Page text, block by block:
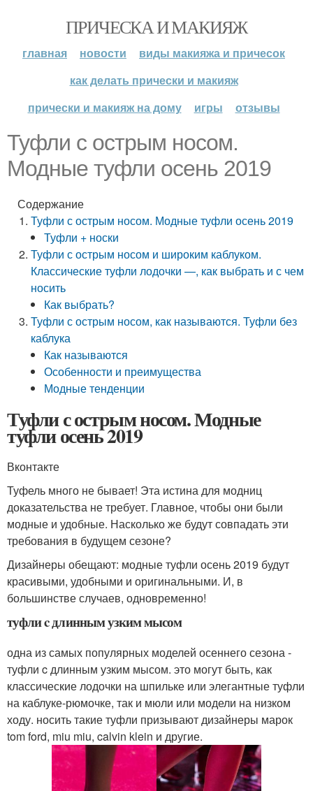
ПРИЧЕСКА И МАКИЯЖ
главная новости
виды макияжа и причесок
как делать прически и макияж
прически и макияж на дому
игры отзывы
Туфли с острым носом.
Модные туфли осень 2019
Содержание
Туфли с острым носом. Модные туфли осень 2019
Туфли + носки
Туфли с острым носом и широким каблуком.
Классические туфли лодочки —, как выбрать и с чем
носить
Как выбрать?
Туфли с острым носом, как называются. Туфли без
каблука
Как называются
Особенности и преимущества
Модные тенденции
Туфли с острым носом. Модные
туфли осень 2019
Вконтакте
Туфель много не бывает! Эта истина для модниц
доказательства не требует. Главное, чтобы они были
модные и удобные. Насколько же будут совпадать эти
требования в будущем сезоне?
Дизайнеры обещают: модные туфли осень 2019 будут
красивыми, удобными и оригинальными. И, в
большинстве случаев, одновременно!
туфли c длинным узким мысом
одна из самых популярных моделей осеннего сезона -
туфли c длинным узким мысом. это могут быть, как
классические лодочки на шпильке или элегантные туфли
на каблуке-рюмочке, так и мюли или модели на низком
ходу. носить такие туфли призывают дизайнеры марок
tom ford, miu miu, calvin klein и другие.